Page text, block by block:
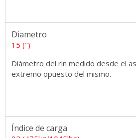
Diametro
15 (")
Diámetro del rin medido desde el
extremo opuesto del mismo.
Índice de carga